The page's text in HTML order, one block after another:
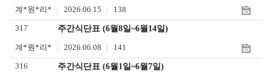
계*원*리* 2026.06.15 138
317 주간식단표 (6월8일~6월14일)
계*원*리* 2026.06.08 141
316 주간식단표 (6월1일~6월7일)